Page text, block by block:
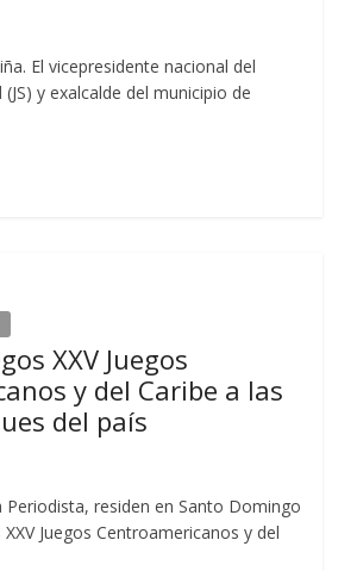
El vicepresidente nacional del
y exalcalde del municipio de
XXV Juegos
y del Caribe a las
del país
residen en Santo Domingo
Juegos Centroamericanos y del